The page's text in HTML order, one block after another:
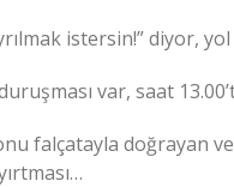
istersin!” diyor,
var, saat
falçatayla doğrayan